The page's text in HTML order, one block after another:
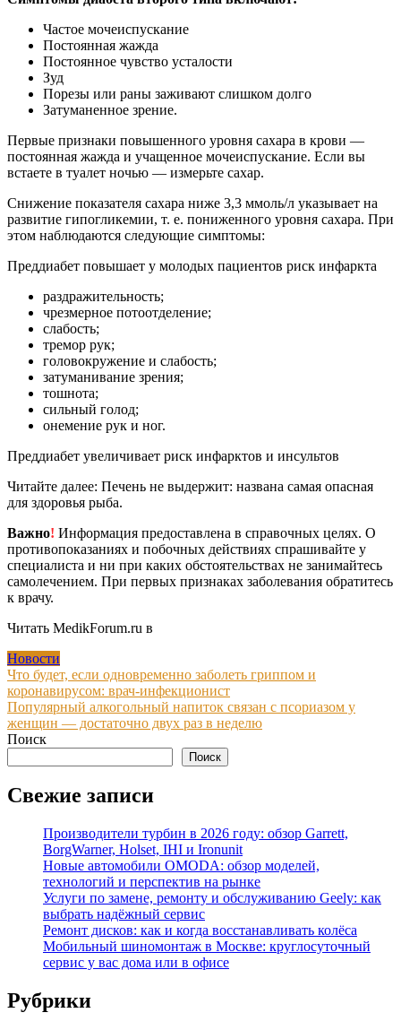
Частое мочеиспускание
Постоянная жажда
Постоянное чувство усталости
Зуд
Порезы или раны заживают слишком долго
Затуманенное зрение.
Первые признаки повышенного уровня сахара в крови —
постоянная жажда и учащенное мочеиспускание. Если вы
встаете в туалет ночью — измерьте сахар.
Снижение показателя сахара ниже 3,3 ммоль/л указывает на
развитие гипогликемии, т. е. пониженного уровня сахара. При
этом наблюдаются следующие симптомы:
Преддиабет повышает у молодых пациентов риск инфаркта
раздражительность;
чрезмерное потоотделение;
слабость;
тремор рук;
головокружение и слабость;
затуманивание зрения;
тошнота;
сильный голод;
онемение рук и ног.
Преддиабет увеличивает риск инфарктов и инсультов
Читайте далее: Печень не выдержит: названа самая опасная
для здоровья рыба.
Важно! Информация предоставлена в справочных целях. О
противопоказаниях и побочных действиях спрашивайте у
специалиста и ни при каких обстоятельствах не занимайтесь
самолечением. При первых признаках заболевания обратитесь
к врачу.
Читать MedikForum.ru в
Новости
Навигация
по
записям
Что будет, если одновременно заболеть гриппом и
коронавирусом: врач-инфекционист
Популярный алкогольный напиток связан с псориазом у
женщин — достаточно двух раз в неделю
Поиск
Поиск
Свежие записи
Производители турбин в 2026 году: обзор Garrett,
BorgWarner, Holset, IHI и Ironunit
Новые автомобили OMODA: обзор моделей,
технологий и перспектив на рынке
Услуги по замене, ремонту и обслуживанию Geely: как
выбрать надёжный сервис
Ремонт дисков: как и когда восстанавливать колёса
Мобильный шиномонтаж в Москве: круглосуточный
сервис у вас дома или в офисе
Рубрики